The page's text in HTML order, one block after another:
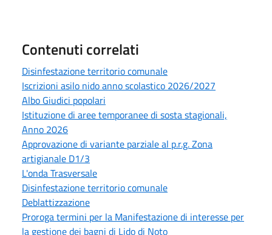
Contenuti correlati
Disinfestazione territorio comunale
Iscrizioni asilo nido anno scolastico 2026/2027
Albo Giudici popolari
Istituzione di aree temporanee di sosta stagionali,
Anno 2026
Approvazione di variante parziale al p.r.g. Zona
artigianale D1/3
L'onda Trasversale
Disinfestazione territorio comunale
Deblattizzazione
Proroga termini per la Manifestazione di interesse per
la gestione dei bagni di Lido di Noto